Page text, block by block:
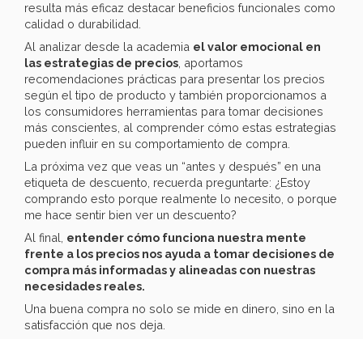
resulta más eficaz destacar beneficios funcionales como
calidad o durabilidad.
Al analizar desde la academia el valor emocional en
las estrategias de precios , aportamos
recomendaciones prácticas para presentar los precios
según el tipo de producto y también proporcionamos a
los consumidores herramientas para tomar decisiones
más conscientes, al comprender cómo estas estrategias
pueden influir en su comportamiento de compra.
La próxima vez que veas un “antes y después” en una
etiqueta de descuento, recuerda preguntarte: ¿Estoy
comprando esto porque realmente lo necesito, o porque
me hace sentir bien ver un descuento?
Al final, entender cómo funciona nuestra mente
frente a los precios nos ayuda a tomar decisiones de
compra más informadas y alineadas con nuestras
necesidades reales.
Una buena compra no solo se mide en dinero, sino en la
satisfacción que nos deja.